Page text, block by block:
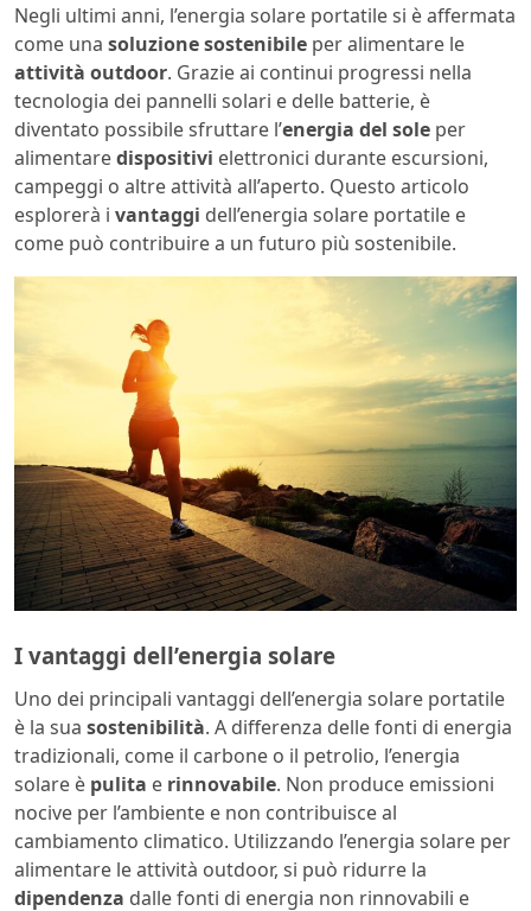
Negli ultimi anni, l’energia solare portatile si è affermata
come una soluzione sostenibile per alimentare le
attività outdoor. Grazie ai continui progressi nella
tecnologia dei pannelli solari e delle batterie, è
diventato possibile sfruttare l’energia del sole per
alimentaredispositivi elettronici durante escursioni,
campeggi o altre attività all’aperto. Questo articolo
esplorerà i vantaggi dell’energia solare portatile e
come può contribuire a un futuro più sostenibile.
I vantaggi dell’energia solare
Uno dei principali vantaggi dell’energia solare portatile
è la sua sostenibilità. A differenza delle fonti di energia
tradizionali, come il carbone o il petrolio, l’energia
solare è pulita e rinnovabile. Non produce emissioni
nocive per l’ambiente e non contribuisce al
cambiamento climatico. Utilizzando l’energia solare per
alimentare le attività outdoor, si può ridurre la
dipendenza dalle fonti di energia non rinnovabili e